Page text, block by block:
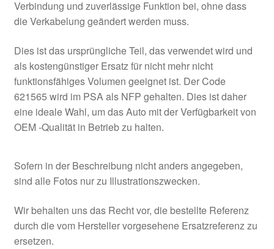
Verbindung und zuverlässige Funktion bei, ohne dass
die Verkabelung geändert werden muss.
Dies ist das ursprüngliche Teil, das verwendet wird und
als kostengünstiger Ersatz für nicht mehr nicht
funktionsfähiges Volumen geeignet ist. Der Code
621565 wird im PSA als NFP gehalten. Dies ist daher
eine ideale Wahl, um das Auto mit der Verfügbarkeit von
OEM -Qualität in Betrieb zu halten.
Sofern in der Beschreibung nicht anders angegeben,
sind alle Fotos nur zu Illustrationszwecken.
Wir behalten uns das Recht vor, die bestellte Referenz
durch die vom Hersteller vorgesehene Ersatzreferenz zu
ersetzen.